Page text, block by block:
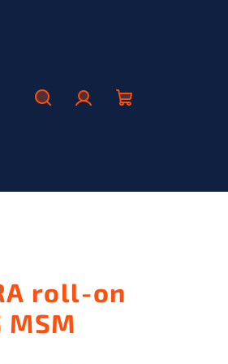
roll-on
MSM